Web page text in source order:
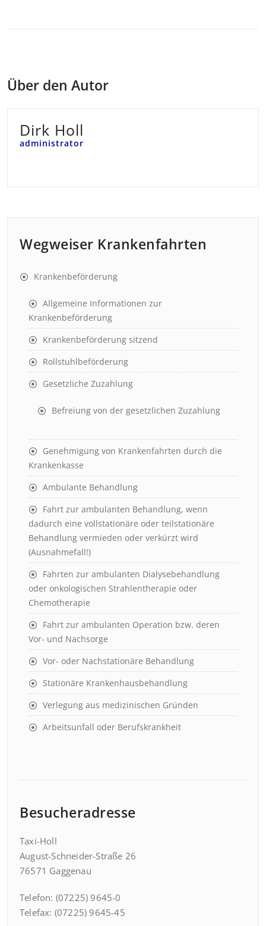
Über den Autor
Dirk Holl
administrator
Wegweiser Krankenfahrten
Krankenbeförderung
Allgemeine Informationen zur
Krankenbeförderung
Krankenbeförderung sitzend
Rollstuhlbeförderung
Gesetzliche Zuzahlung
Befreiung von der gesetzlichen Zuzahlung
Genehmigung von Krankenfahrten durch die
Krankenkasse
Ambulante Behandlung
Fahrt zur ambulanten Behandlung, wenn
dadurch eine vollstationäre oder teilstationäre
Behandlung vermieden oder verkürzt wird
(Ausnahmefall!)
Fahrten zur ambulanten Dialysebehandlung
oder onkologischen Strahlentherapie oder
Chemotherapie
Fahrt zur ambulanten Operation bzw. deren
Vor- und Nachsorge
Vor- oder Nachstationäre Behandlung
Stationäre Krankenhausbehandlung
Verlegung aus medizinischen Gründen
Arbeitsunfall oder Berufskrankheit
Besucheradresse
Taxi-Holl
August-Schneider-Straße 26
76571 Gaggenau
Telefon: (07225) 9645-0
Telefax: (07225) 9645-45